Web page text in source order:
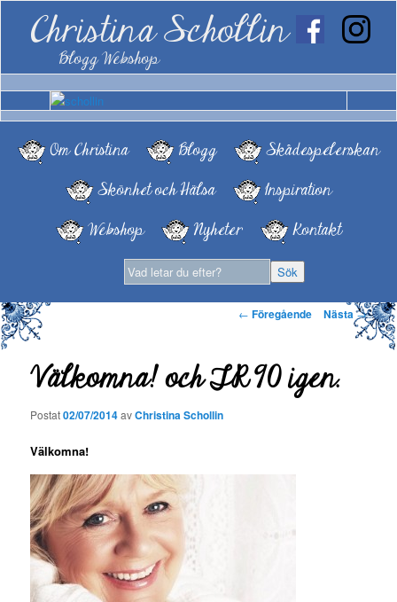
Christina Schollin
Blogg Webshop
Om Christina Blogg
Skådespelerskan
Skönhet och Hälsa
Inspiration
Webshop
Nyheter Kontakt
Inläggsnavigering
← Föregående Nästa→
Välkomna! och TR 90 igen.
Postat02/07/2014avChristina Schollin
Välkomna!